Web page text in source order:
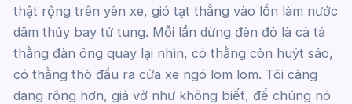
thật rộng trên yên xe, gió tạt thẳng vào lồn làm nước
dâm thủy bay tứ tung. Mỗi lần dừng đèn đỏ là cả tá
thằng đàn ông quay lại nhìn, có thằng còn huýt sáo,
có thằng thò đầu ra cửa xe ngó lom lom. Tôi càng
dạng rộng hơn, giả vờ như không biết, để chúng nó